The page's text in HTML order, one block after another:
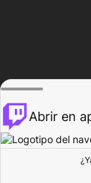
Abrir en